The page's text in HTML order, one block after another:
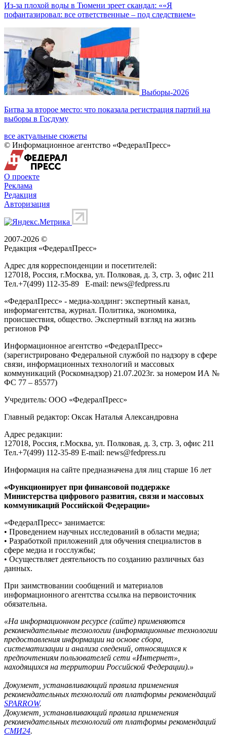
Из-за плохой воды в Тюмени зреет скандал: ««Я
пофантазировал: все ответственные – под следствием»
Выборы-2026
Битва за второе место: что показала регистрация партий на
выборы в Госдуму
все актуальные сюжеты
© Информационное агентство «ФедералПресс»
О проекте
Реклама
Редакция
Авторизация
2007-2026 ©
Редакция «ФедералПресс»
Адрес для корреспонденции и посетителей:
127018, Россия, г.Москва, ул. Полковая, д. 3, стр. 3, офис 211
Тел.+7(499) 112-35-89 E-mail: news@fedpress.ru
«ФедералПресс» - медиа-холдинг: экспертный канал,
информагентства, журнал. Политика, экономика,
происшествия, общество. Экспертный взгляд на жизнь
регионов РФ
Информационное агентство «ФедералПресс»
(зарегистрировано Федеральной службой по надзору в сфере
связи, информационных технологий и массовых
коммуникаций (Роскомнадзор) 21.07.2023г. за номером ИА №
ФС 77 – 85577)
Учредитель: ООО «ФедералПресс»
Главный редактор: Оксак Наталья Александровна
Адрес редакции:
127018, Россия, г.Москва, ул. Полковая, д. 3, стр. 3, офис 211
Тел.+7(499) 112-35-89 E-mail: news@fedpress.ru
Информация на сайте предназначена для лиц старше 16 лет
«Функционирует при финансовой поддержке
Министерства цифрового развития, связи и массовых
коммуникаций Российской Федерации»
«ФедералПресс» занимается:
• Проведением научных исследований в области медиа;
• Разработкой приложений для обучения специалистов в
сфере медиа и госслужбы;
• Осуществляет деятельность по созданию различных баз
данных.
При заимствовании сообщений и материалов
информационного агентства ссылка на первоисточник
обязательна.
«На информационном ресурсе (сайте) применяются
рекомендательные технологии (информационные технологии
предоставления информации на основе сбора,
систематизации и анализа сведений, относящихся к
предпочтениям пользователей сети «Интернет»,
находящихся на территории Российской Федерации).»
Документ, устанавливающий правила применения
рекомендательных технологий от платформы рекомендаций
SPARROW.
Документ, устанавливающий правила применения
рекомендательных технологий от платформы рекомендаций
СМИ24.